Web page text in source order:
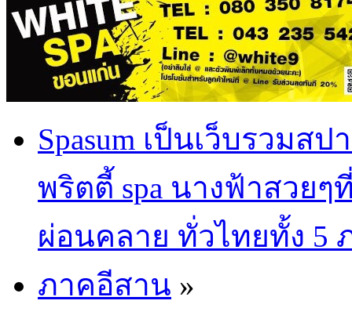
Spasum เป็นเว็บรวม
พริตตี้ spa นางฟ้าสวย
ผ่อนคลาย ทั่วไทยทั้ง 5
ภาคอีสาน »